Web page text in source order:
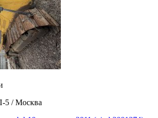
5 / Москва